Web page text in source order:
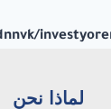
لماذا نحن